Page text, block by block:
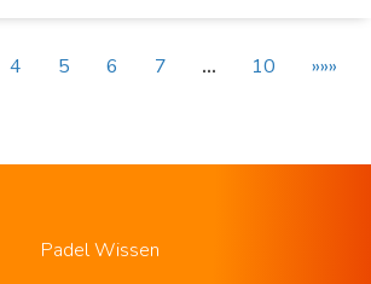
4 5 6 7 … 10 »»»
Padel Wissen